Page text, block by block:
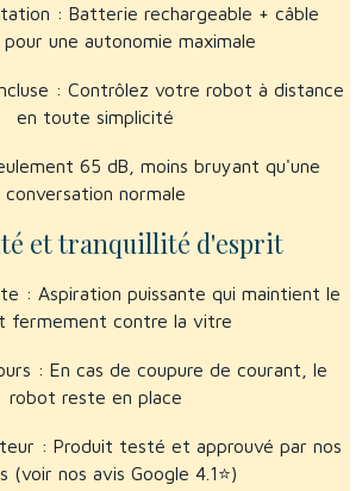
: Batterie rechargeable + câble
une autonomie maximale
: Contrôlez votre robot à distance
en toute simplicité
65 dB, moins bruyant qu'une
conversation normale
et tranquillité d'esprit
: Aspiration puissante qui maintient le
fermement contre la vitre
: En cas de coupure de courant, le
robot reste en place
: Produit testé et approuvé par nos
(voir nos avis Google 4.1⭐)